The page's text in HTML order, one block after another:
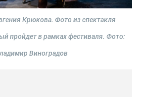
Крюкова. Фото из спектакля
пройдет в рамках фестиваля. Фото:
Виноградов